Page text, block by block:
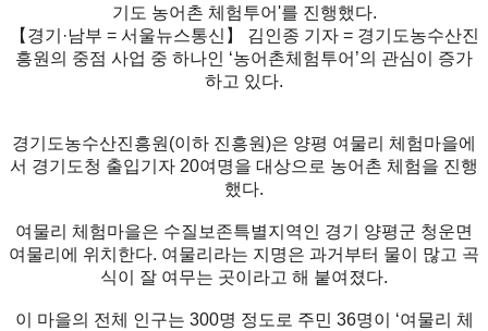
기도 농어촌 체험투어'를 진행했다.
【경기·남부 = 서울뉴스통신】 김인종 기자 = 경기도농수산진
흥원의 중점 사업 중 하나인 ‘농어촌체험투어’의 관심이 증가
하고 있다.
경기도농수산진흥원(이하 진흥원)은 양평 여물리 체험마을에
서 경기도청 출입기자 20여명을 대상으로 농어촌 체험을 진행
했다.
여물리 체험마을은 수질보존특별지역인 경기 양평군 청운면
여물리에 위치한다. 여물리라는 지명은 과거부터 물이 많고 곡
식이 잘 여무는 곳이라고 해 붙여졌다.
이 마을의 전체 인구는 300명 정도로 주민 36명이 ‘여물리 체